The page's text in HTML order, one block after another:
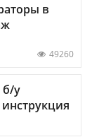
в
49260
б/у